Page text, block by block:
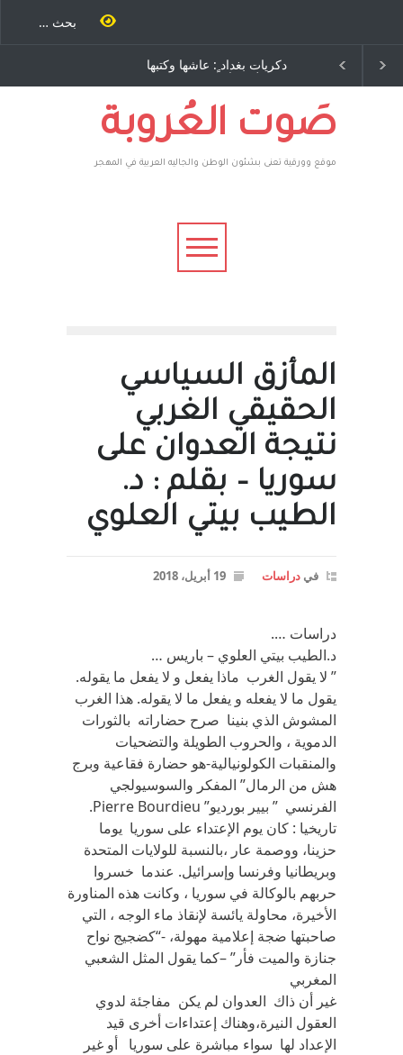
الاستيطان ومسلسل الخداع
المستمر - قلم : راسم عبيدات
ٍ: عاشها وكتبها
المتحدة الامريكية
صَوت العُروبة
موقع وورقية تعنى بشئون الوطن والجاليه العربية في المهجر
المأزق السياسي
الحقيقي الغربي
نتيجة العدوان على
سوريا – بقلم : د.
الطيب بيتي العلوي
في دراسات 19 أبريل، 2018
دراسات ….
د.الطيب بيتي العلوي – باريس …
” لا يقول الغرب ماذا يفعل و لا يفعل ما يقوله.
يقول ما لا يفعله و يفعل ما لا يقوله. هذا الغرب
المشوش الذي بنينا صرح حضاراته بالثورات
الدموية ، والحروب الطويلة والتضحيات
والمنقبات الكولونيالية-هو حضارة فقاعية وبرج
هش من الرمال” المفكر والسوسيولجي
الفرنسي ” بيير بورديو” Pierre Bourdieu.
تاريخيا : كان يوم الإعتداء على سوريا يوما
حزينا، ووصمة عار ،بالنسبة للولايات المتحدة
وبريطانيا وفرنسا وإسرائيل. عندما خسروا
حربهم بالوكالة في سوريا ، وكانت هذه المناورة
الأخيرة، محاولة يائسة لإنقاذ ماء الوجه ، التي
صاحبتها ضجة إعلامية مهولة، -“كضجيج نواح
جنازة والميت فأر” –كما يقول المثل الشعبي
المغربي
غير أن ذاك العدوان لم يكن مفاجئة لدوي
العقول النيرة،وهناك إعتداءات أخرى قيد
الإعداد لها سواء مباشرة على سوريا أو غير